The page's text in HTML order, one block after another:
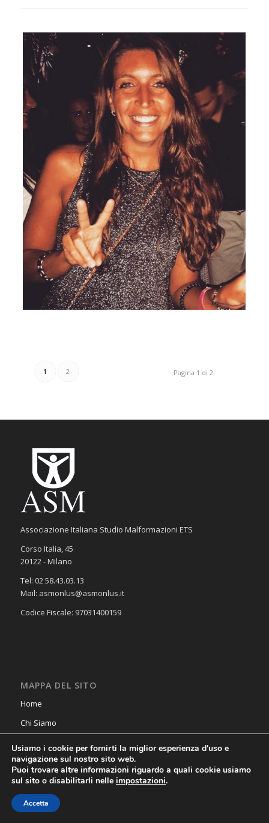
Pagina 1 di 2
1 2
Associazione Italiana Studio Malformazioni ETS
Corso Italia, 45
20122 - Milano
Tel: 02 58.43.03.13
Mail: asmonlus@asmonlus.it
Codice Fiscale: 97031400159
MAPPA DEL SITO
Home
Chi Siamo
News & Salute
Contatti
Privacy Policy
Usiamo i cookie per fornirti la miglior esperienza d'uso e
navigazione sul nostro sito web.
Puoi trovare altre informazioni riguardo a quali cookie usiamo
sul sito o disabilitarli nelle impostazioni.
Accetta